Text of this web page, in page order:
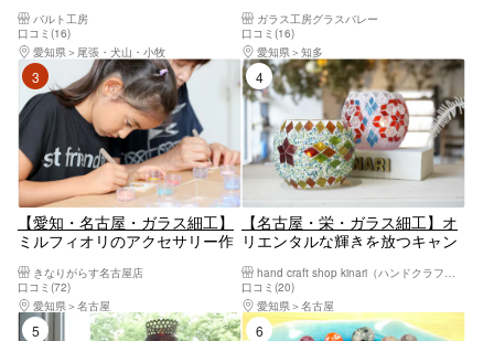
持ち帰り！
バルト工房
口コミ(16)
愛知県
尾張・犬山・小牧
者やお子様でも安心のフュージ
ング体験
ガラス工房グラスバレー
口コミ(16)
愛知県
知多
3位
【愛知・名古屋・ガラス細工】
ミルフィオリのアクセサリー作
5分・お子様にも大人気！
きなりがらす名古屋店
口コミ(72)
愛知県
名古屋
4位
【名古屋・栄・ガラス細工】オ
リエンタルな輝きを放つキャン
口コミ(20)
愛知県
名古屋
5位 6位